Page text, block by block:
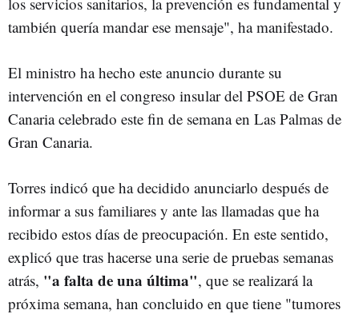
también quería mandar ese mensaje", ha manifestado.
El ministro ha hecho este anuncio durante su
intervención en el congreso insular del PSOE de Gran
Canaria celebrado este fin de semana en Las Palmas de
Gran Canaria.
Torres indicó que ha decidido anunciarlo después de
informar a sus familiares y ante las llamadas que ha
recibido estos días de preocupación. En este sentido,
explicó que tras hacerse una serie de pruebas semanas
atrás, "a falta de una última", que se realizará la
próxima semana, han concluido en que tiene "tumores